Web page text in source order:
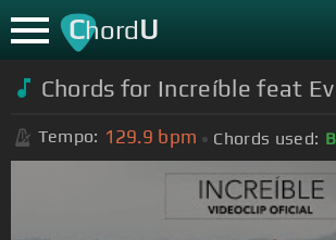
ChordU
Chords for Increíble feat
Tempo: 129.9 bpm Chords used: B